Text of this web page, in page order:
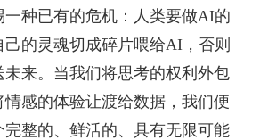
一种已有的危机：人类要做AI的
的灵魂切成碎片喂给AI，否则
来。当我们将思考的权利外包
感的体验让渡给数据，我们便
完整的、鲜活的、具有无限可能